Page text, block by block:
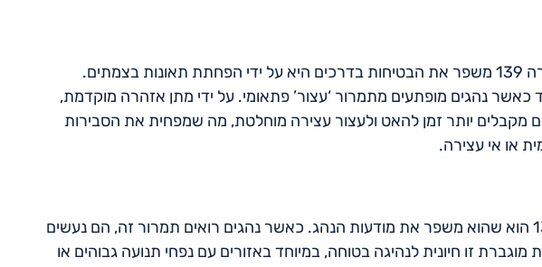
אחת הדרכים העיקריות שבהן תמרור אזהרה 139 משפר את הבטיחות בדרכים היא על ידי הפחתת תאונות בצמתים.
כאשר נהגים מופתעים מתמרור ‘עצור’ פתאומי. על ידי מתן אזהרה מוקדמת,
הנהגים מקבלים יותר זמן להאט ולעצור עצירה מוחלטת, מה שמפחית את הסבירות
או אי עצירה.
יתרון משמעותי נוסף של תמרור אזהרה 139 הוא שהוא משפר את מודעות הנהג. כאשר נהגים רואים תמרור זה, הם נעשים
מוגברת זו חיונית לנהיגה בטוחה, במיוחד באזורים עם נפחי תנועה גבוהים או